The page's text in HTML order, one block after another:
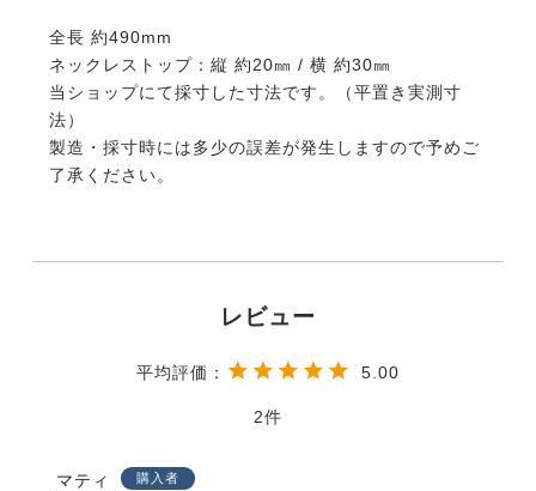
全長 約490mm
ネックレストップ：縦 約20㎜ / 横 約30㎜
当ショップにて採寸した寸法です。（平置き実測寸
法）
製造・採寸時には多少の誤差が発生しますので予めご
了承ください。
5.00
2
マティ 購入者